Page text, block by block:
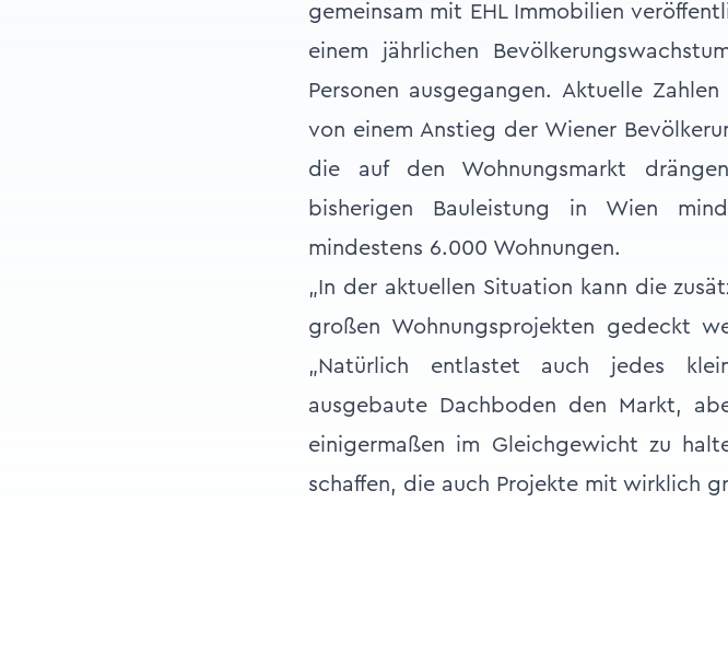
gemeinsam mit EHL Immobilien
einem jährlichen
Personen ausgegangen. Aktuelle
von einem Anstieg der Wiener
die auf den Wohnungsmarkt
bisherigen Bauleistung in Wien
mindestens 6.000 Wohnungen.
„In der aktuellen Situation kann die
großen Wohnungsprojekten gedeckt
„Natürlich entlastet auch jedes
ausgebaute Dachboden den Markt,
einigermaßen im Gleichgewicht zu
schaffen, die auch Projekte mit wirklich